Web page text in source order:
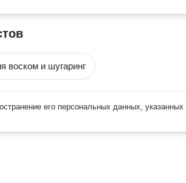
воском и шугаринг
его персональных данных, указанных